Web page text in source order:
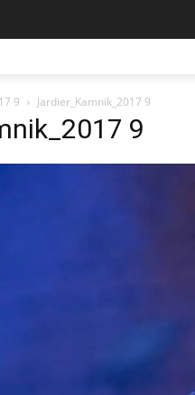
9 Jardier_Kamnik_2017 9
9